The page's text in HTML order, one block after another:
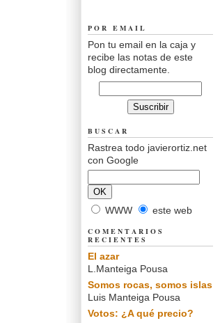
POR EMAIL
Pon tu email en la caja y
recibe las notas de este
blog directamente.
BUSCAR
Rastrea todo javierortiz.net
con Google
WWW este web
COMENTARIOS
RECIENTES
El azar
L.Manteiga Pousa
Somos rocas, somos islas
Luis Manteiga Pousa
Votos: ¿A qué precio?